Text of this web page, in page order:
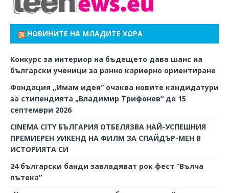
НОВИНИТЕ НА МЛАДИТЕ ХОРА
Конкурс за интериор на бъдещето дава шанс на
български ученици за ранно кариерно ориентиране
Фондация „Имам идея“ очаква новите кандидатури
за стипендията „Владимир Трифонов“ до 15
септември 2026
CINEMA CITY БЪЛГАРИЯ ОТБЕЛЯЗВА НАЙ-УСПЕШНИЯ
ПРЕМИЕРЕН УИКЕНД НА ФИЛМ ЗА СПАЙДЪР-МЕН В
ИСТОРИЯТА СИ
24 български банди завладяват рок фест “Вълча
пътека”